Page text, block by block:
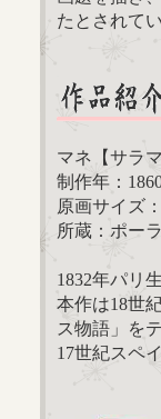
たとされて
マネ【サラ
制作年：
原画サイズ
所蔵：ポー
1832年パリ
本作は18世
ス物語」を
17世紀スペ